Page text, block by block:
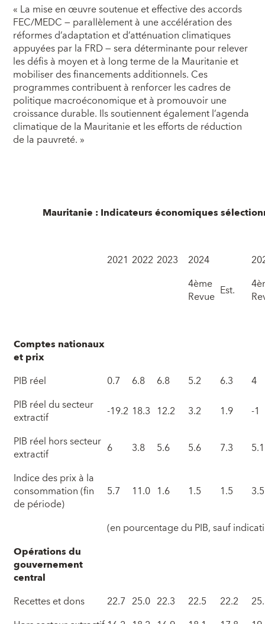
« La mise en œuvre soutenue et effective des accords
FEC/MEDC — parallèlement à une accélération des
réformes d’adaptation et d’atténuation climatiques
appuyées par la FRD — sera déterminante pour relever
les défis à moyen et à long terme de la Mauritanie et
mobiliser des financements additionnels. Ces
programmes contribuent à renforcer les cadres de
politique macroéconomique et à promouvoir une
croissance durable. Ils soutiennent également l’agenda
climatique de la Mauritanie et les efforts de réduction
de la pauvreté. »
Mauritanie : Indicateurs économiques
2021 2022 2023 2024
4ème
Revue Est.
Comptes nationaux
et prix
PIB réel
0.7 6.8 6.8 5.2 6.3
4
PIB réel du secteur
extractif -19.2 18.3 12.2 3.2 1.9
-1
PIB réel hors secteur
extractif 6 3.8 5.6 5.6 7.3
5.1
Indice des prix à la
consommation (fin
de période)
5.7 11.0 1.6 1.5 1.5 3.5
(en pourcentage du PIB, sauf
Opérations du
gouvernement
central
Recettes et dons
22.7 25.0 22.3 22.5 22.2